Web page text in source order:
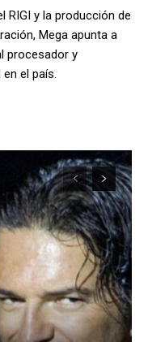
RIGI y la producción de
Mega apunta a
procesador y
el país.